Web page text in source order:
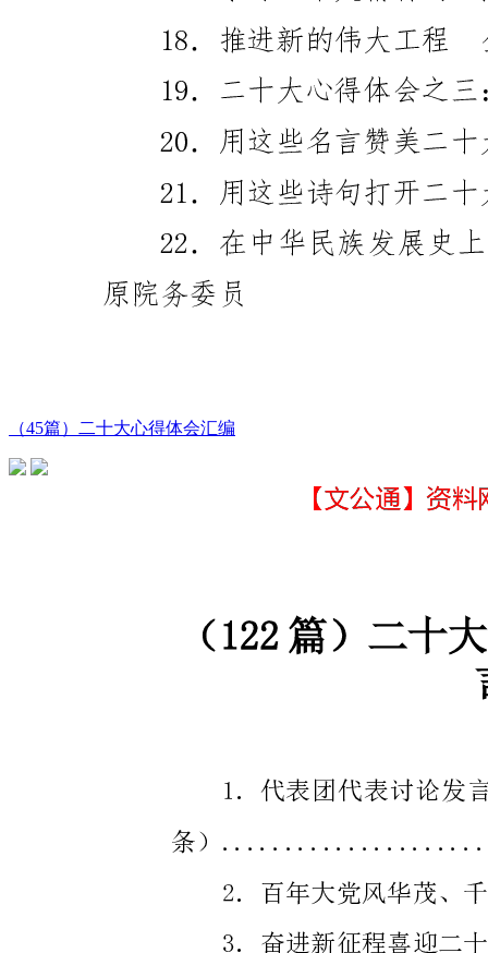
（45篇）二十大心得体会汇编